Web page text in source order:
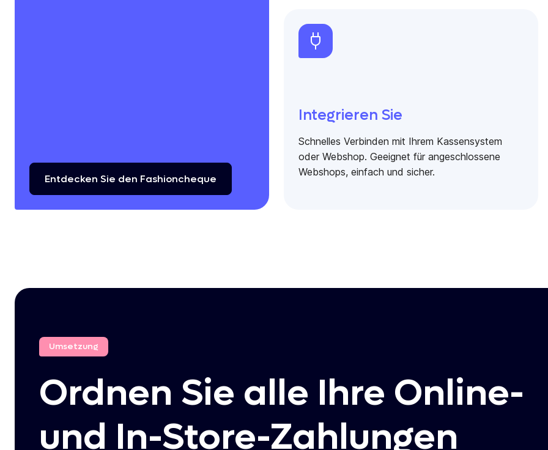
Entdecken Sie den Fashioncheque
Integrieren Sie
Schnelles Verbinden mit Ihrem Kassensystem
oder Webshop. Geeignet für angeschlossene
Webshops, einfach und sicher.
Umsetzung
Ordnen Sie alle Ihre Online-
und In-Store-Zahlungen